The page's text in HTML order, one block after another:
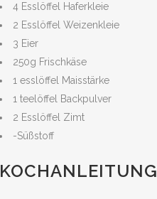
4 Esslöffel Haferkleie
2 Esslöffel Weizenkleie
3 Eier
250g Frischkäse
1 esslöffel Maisstärke
1 teelöffel Backpulver
2 Esslöffel Zimt
-Süßstoff
KOCHANLEITUNG